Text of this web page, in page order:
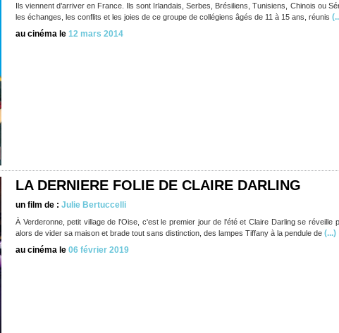
Ils viennent d’arriver en France. Ils sont Irlandais, Serbes, Brésiliens, Tunisiens, Chinois ou
les échanges, les conflits et les joies de ce groupe de collégiens âgés de 11 à 15 ans, réunis
au cinéma le 12 mars 2014
LA DERNIERE FOLIE DE CLAIRE DARLING
un film de : Julie Bertuccelli
À Verderonne, petit village de l'Oise, c'est le premier jour de l'été et Claire Darling se réveille
alors de vider sa maison et brade tout sans distinction, des lampes Tiffany à la pendule de(...)
au cinéma le 06 février 2019